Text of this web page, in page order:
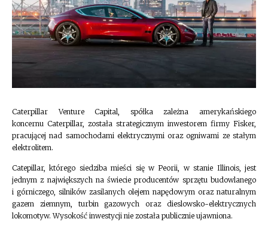
Caterpillar Venture Capital, spółka zależna amerykańskiego
koncernu Caterpillar, została strategicznym inwestorem firmy Fisker,
pracującej nad samochodami elektrycznymi oraz ogniwami ze stałym
elektrolitem.
Catepillar, którego siedziba mieści się w Peorii, w stanie Illinois, jest
jednym z największych na świecie producentów sprzętu budowlanego
i górniczego, silników zasilanych olejem napędowym oraz naturalnym
gazem ziemnym, turbin gazowych oraz dieslowsko-elektrycznych
lokomotyw. Wysokość inwestycji nie została publicznie ujawniona.